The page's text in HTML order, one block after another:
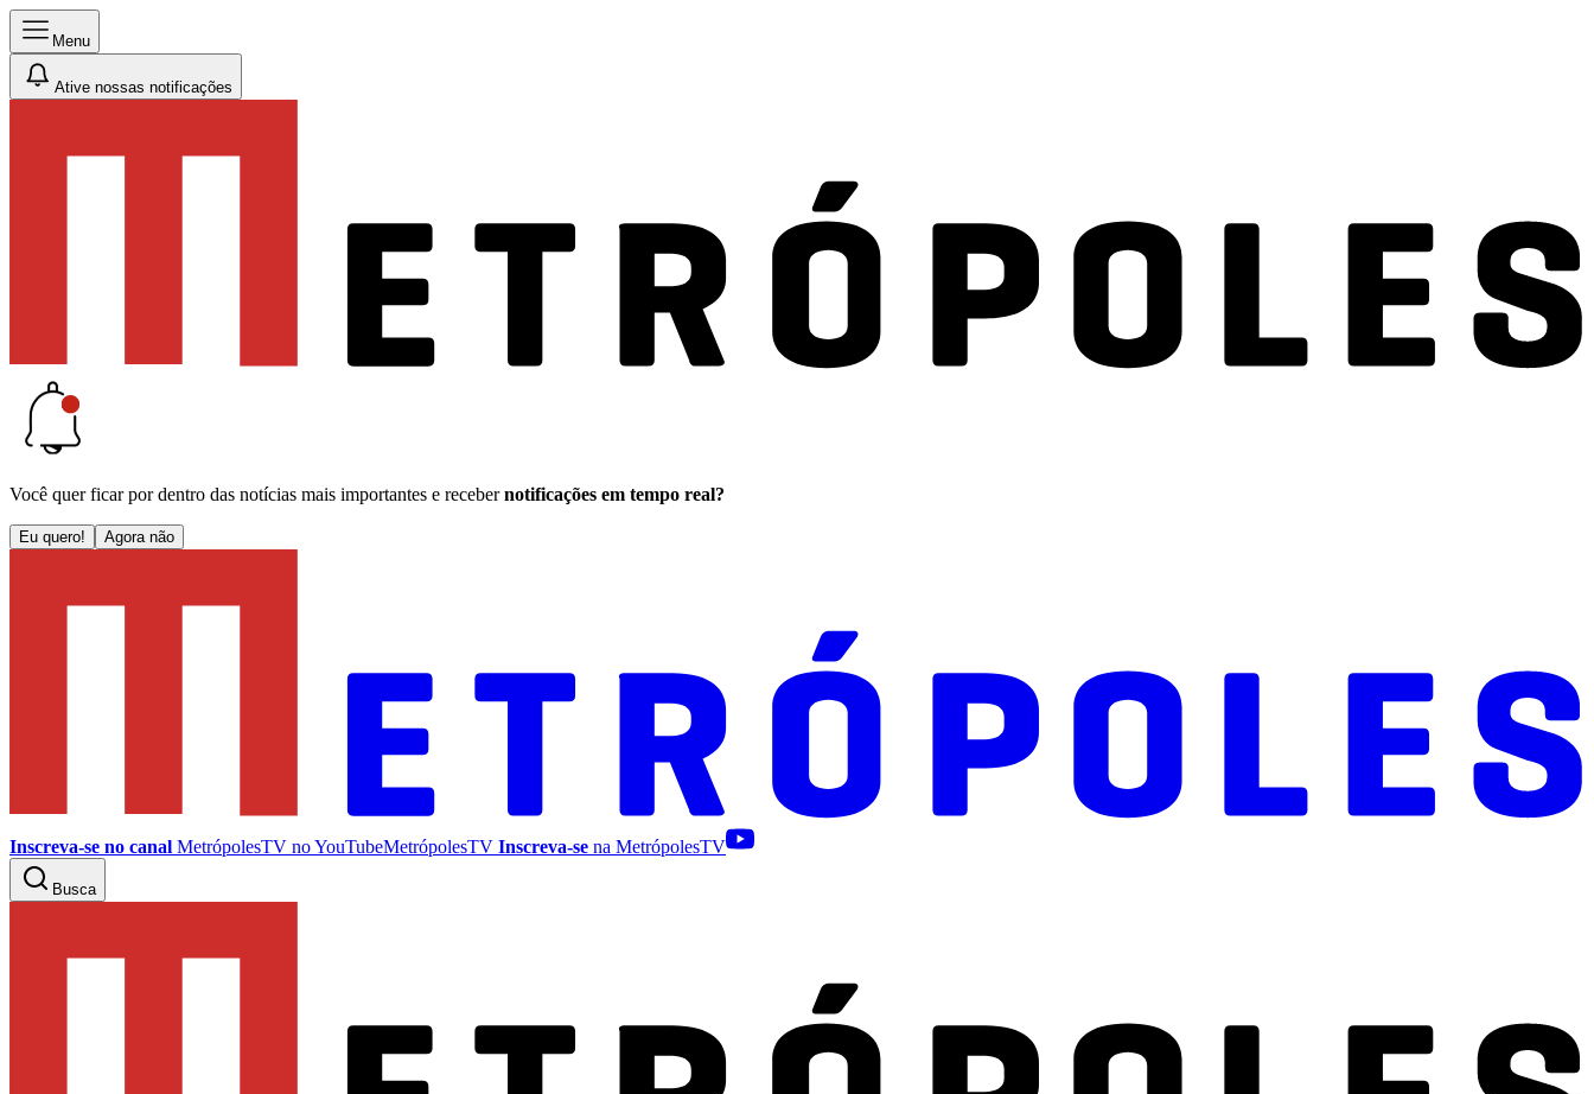
Menu
Ative nossas notificações
Você quer ficar por dentro das notícias mais importantes e receber notificações em tempo real?
Eu quero! Agora não
Inscreva-se no canal MetrópolesTV noYouTubeMetrópolesTV Inscreva-se na MetrópolesTV
Busca